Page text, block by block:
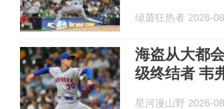
绿茵狂热者 2026-
海盗从大都
级终结者 韦
星河漫山野 2026-